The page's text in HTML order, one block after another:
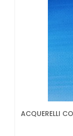
ACQUERELLI